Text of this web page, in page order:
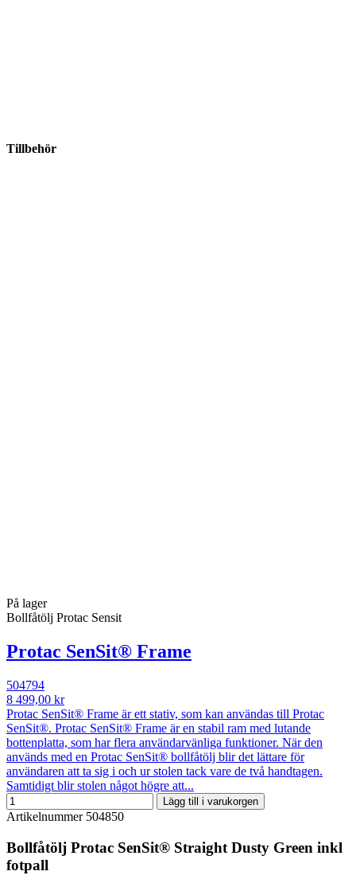
Tillbehör
På lager
Bollfåtölj Protac Sensit
Protac SenSit® Frame
504794
8 499,00 kr
Protac SenSit® Frame är ett stativ, som kan användas till Protac
SenSit®. Protac SenSit® Frame är en stabil ram med lutande
bottenplatta, som har flera användarvänliga funktioner. När den
används med en Protac SenSit® bollfåtölj blir det lättare för
användaren att ta sig i och ur stolen tack vare de två handtagen.
Samtidigt blir stolen något högre att...
Lägg till i varukorgen
Artikelnummer 504850
Bollfåtölj Protac SenSit® Straight Dusty Green inkl
fotpall